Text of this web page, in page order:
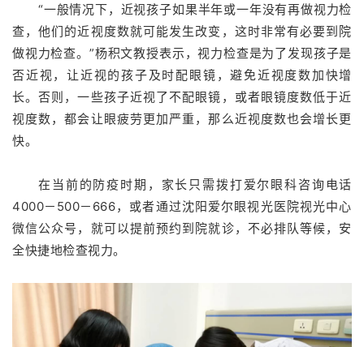
“一般情况下，近视孩子如果半年或一年没有再做视力检
查，他们的近视度数就可能发生改变，这时非常有必要到院
做视力检查。”杨积文教授表示，视力检查是为了发现孩子是
否近视，让近视的孩子及时配眼镜，避免近视度数加快增
长。否则，一些孩子近视了不配眼镜，或者眼镜度数低于近
视度数，都会让眼疲劳更加严重，那么近视度数也会增长更
快。
在当前的防疫时期，家长只需拨打爱尔眼科咨询电话
4000－500－666，或者通过沈阳爱尔眼视光医院视光中心
微信公众号，就可以提前预约到院就诊，不必排队等候，安
全快捷地检查视力。